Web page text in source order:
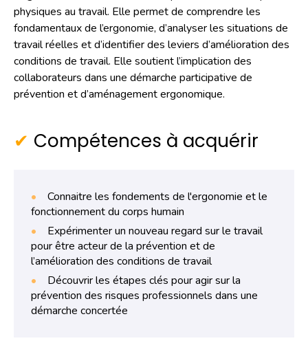
physiques au travail. Elle permet de comprendre les
fondamentaux de l’ergonomie, d’analyser les situations de
travail réelles et d’identifier des leviers d’amélioration des
conditions de travail. Elle soutient l’implication des
collaborateurs dans une démarche participative de
prévention et d’aménagement ergonomique.
Compétences à acquérir
Connaitre les fondements de l'ergonomie et le
fonctionnement du corps humain
Expérimenter un nouveau regard sur le travail
pour être acteur de la prévention et de
l’amélioration des conditions de travail
Découvrir les étapes clés pour agir sur la
prévention des risques professionnels dans une
démarche concertée